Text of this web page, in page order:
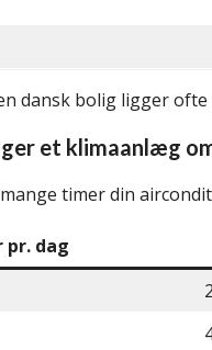
dansk bolig ligger
et klimaanlæg
timer din
pr. dag